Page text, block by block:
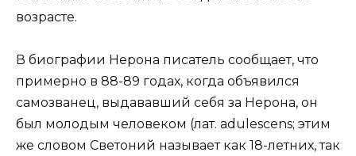
возрасте.
В биографии Нерона писатель сообщает, что
примерно в 88-89 годах, когда объявился
самозванец, выдававший себя за Нерона, он
был молодым человеком (лат. adulescens; этим
же словом Светоний называет как 18-летних, так